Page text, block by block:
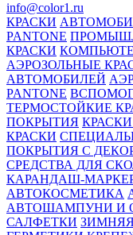
info@color1.ru
КРАСКИ
PANTONE
КРАСКИ
АЭРОЗОЛЬНЫЕ
АВТОМОБИЛЕЙ
PANTONE
ТЕРМОСТОЙКИЕ
ПОКРЫТИЯ
КРАСКИ
ПОКРЫТИЯ С
СРЕДСТВА ДЛЯ
КАРАНДАШ-
АВТОКОСМЕТИКА
АВТОШАМПУНИ И
САЛФЕТКИ